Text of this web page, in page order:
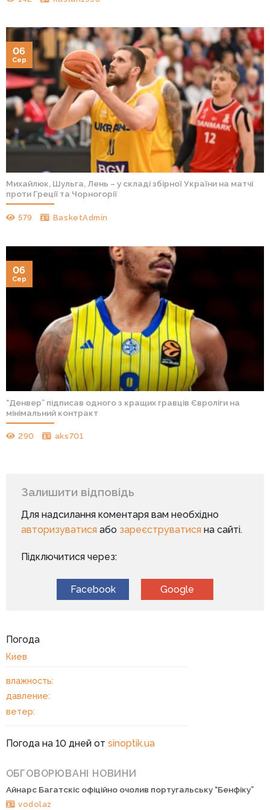
Михайлюк, Шульга, Лень – у складі збірної України на матчі
проти Греції та Чорногорії
579 BasketAdmin
06
Сер
“Денвер” підписав одного з кращих гравців Євроліги на
мінімальний контракт
290 aks701
06
Сер
Залишити відповідь
Для надсилання коментаря вам необхідно
авторизуватисяабо зареєструватисяна сайті.
Підключитися через:
Facebook Google
Погода
Киев
влажность:
давление:
ветер:
Погода на 10 дней от sinoptik.ua
ОБГОВОРЮВАНІ НОВИНИ
Айнарс Багатскіс офіційно очолив португальську “Бенфіку”
vodolaz